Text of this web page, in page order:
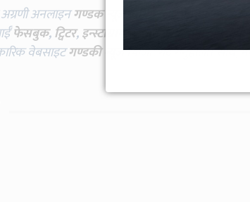
अनलाइनगण्डक न्यूज विभिन्न प्लाटफर्ममा
फेसबुक,ट्विटर,इन्स्टाग्राम लगायतमा पनि
वेबसाइटगण्डकी न्यूजभिजिट गर्दै गर्नुहोला। साथै,